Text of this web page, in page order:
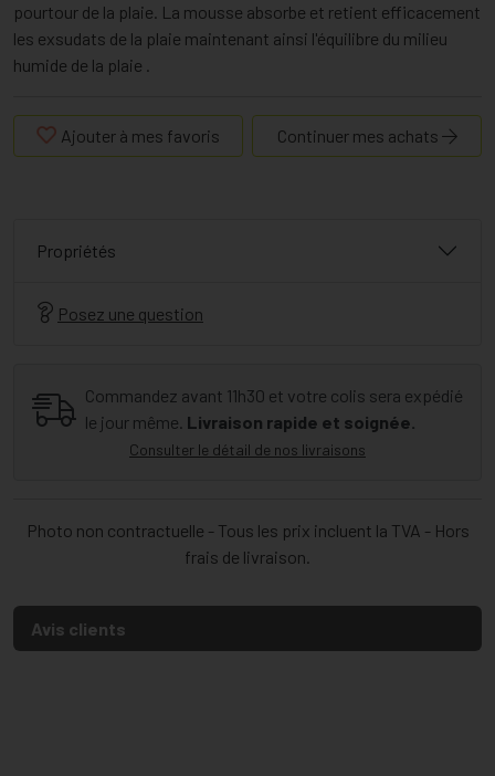
pourtour de la plaie. La mousse absorbe et retient efficacement
les exsudats de la plaie maintenant ainsi l'équilibre du milieu
humide de la plaie .
Ajouter à mes favoris Continuer mes achats
Propriétés
Posez une question
Commandez avant 11h30 et votre colis sera expédié
le jour même. Livraison rapide et soignée.
Consulter le détail de nos livraisons
Photo non contractuelle - Tous les prix incluent la TVA - Hors
frais de livraison.
Avis clients